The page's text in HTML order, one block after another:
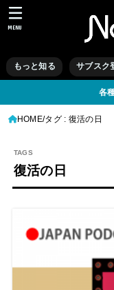
もっと知る サブスク
MENU
各
HOME タグ : 復活の日
復活の日